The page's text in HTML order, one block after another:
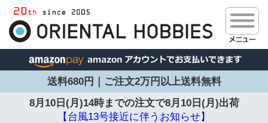
送料680円｜ご注文2万円以上送料無料
8月10日(月)14時までの注文で8月10日(月)出荷
【台風13号接近に伴うお知らせ】